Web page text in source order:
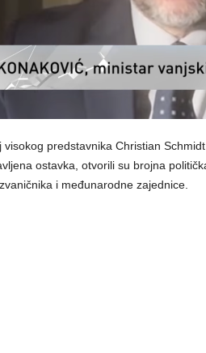
visokog predstavnika Christian
ostavka, otvorili su brojna
i međunarodne zajednice.